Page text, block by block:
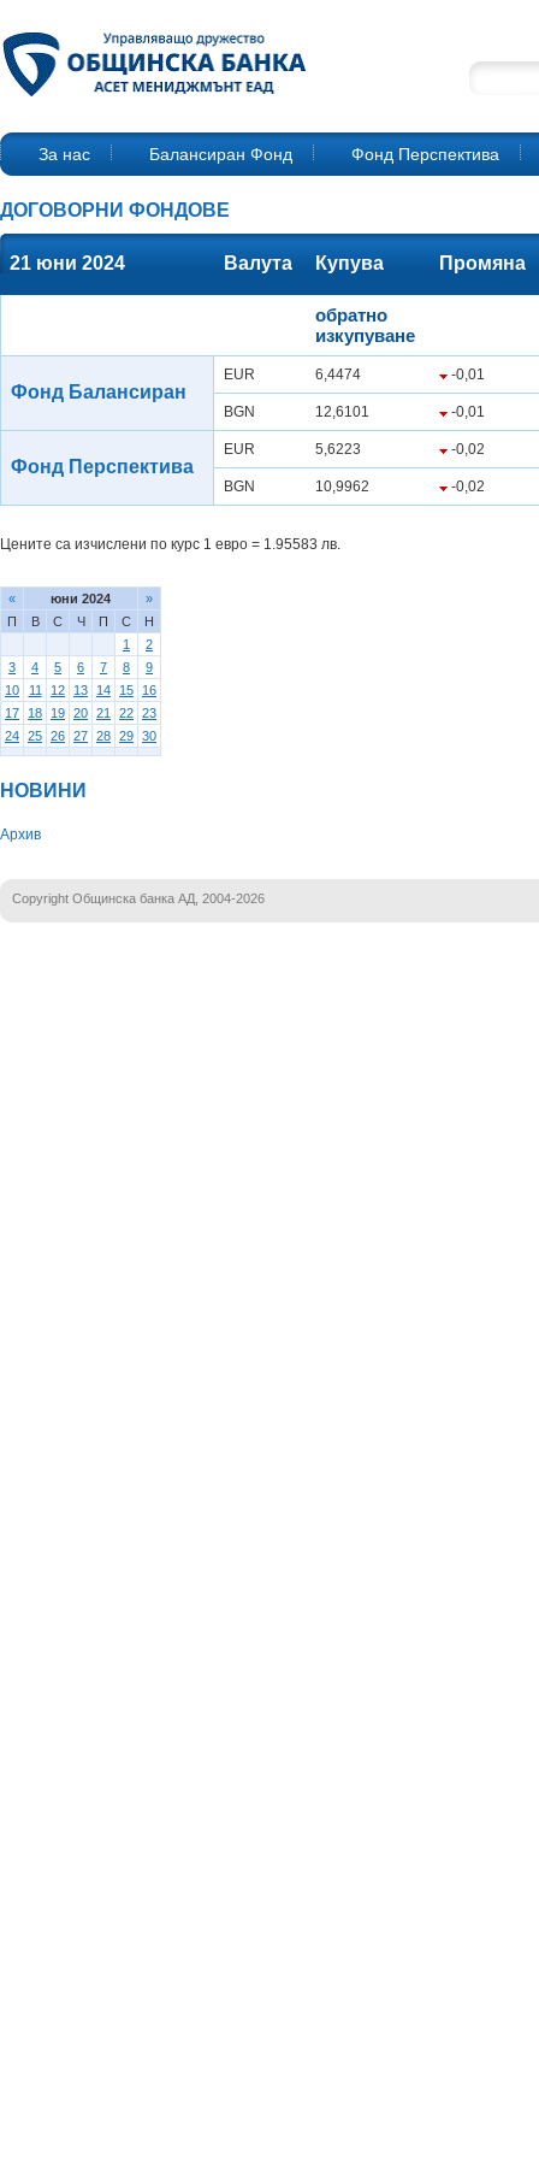
За нас Балансиран Фонд Фонд Перспектива
ДОГОВОРНИ ФОНДОВЕ
21 юни 2024 Валута Купува Промяна
обратно
изкупуване
Фонд Балансиран
EUR 6,4474 -0,01
BGN 12,6101 -0,01
Фонд Перспектива
EUR 5,6223 -0,02
BGN 10,9962 -0,02
Цените са изчислени по курс 1 евро = 1.95583 лв.
« юни 2024
»
П
В С Ч П С
Н
1
2
3
4 5 6 7 8
9
10
11 12 13 14 15
16
17
18 19 20 21 22 23
24 25 26 27 28 29 30
НОВИНИ
Архив
Copyright Общинска банка АД, 2004-2026